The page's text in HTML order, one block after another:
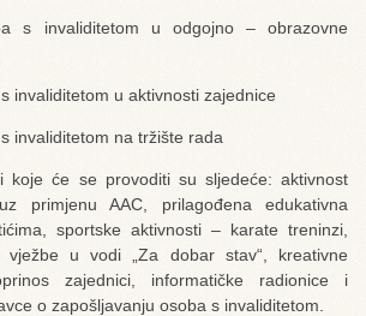
s invaliditetom u odgojno – obrazovne
invaliditetom u aktivnosti zajednice
invaliditetom na tržište rada
koje će se provoditi su sljedeće: aktivnost
primjenu AAC, prilagođena edukativna
sportske aktivnosti – karate treninzi,
vježbe u vodi „Za dobar stav“, kreativne
zajednici, informatičke radionice i
o zapošljavanju osoba s invaliditetom.